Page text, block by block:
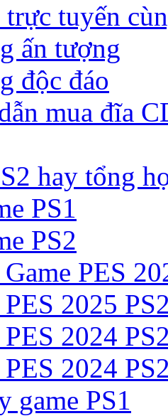
tuyến
ấn tượng
độc đáo
mua đĩa
hay tổng
PS1
PS2
PES
2025
2024
2024
game PS1